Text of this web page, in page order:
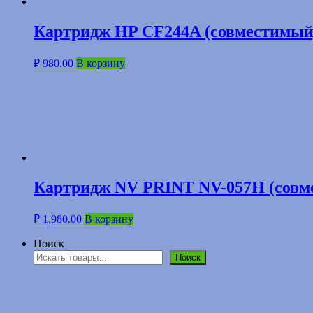
Картридж HP CF244A
₽ 980.00 В корзину
Картридж NV PRINT NV-057H
₽ 1,980.00 В корзину
Поиск
Поиск